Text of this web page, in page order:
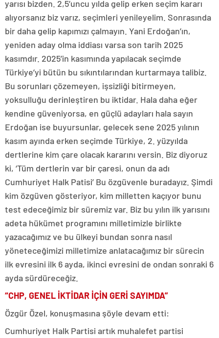
yarısı bizden. 2,5’uncu yılda gelip erken seçim kararı
alıyorsanız biz varız, seçimleri yenileyelim. Sonrasında
bir daha gelip kapımızı çalmayın. Yani Erdoğan’ın,
yeniden aday olma iddiası varsa son tarih 2025
kasımdır. 2025’in kasımında yapılacak seçimde
Türkiye’yi bütün bu sıkıntılarından kurtarmaya talibiz.
Bu sorunları çözemeyen, işsizliği bitirmeyen,
yoksulluğu derinleştiren bu iktidar. Hala daha eğer
kendine güveniyorsa, en güçlü adayları hala sayın
Erdoğan ise buyursunlar, gelecek sene 2025 yılının
kasım ayında erken seçimde Türkiye, 2. yüzyılda
dertlerine kim çare olacak kararını versin. Biz diyoruz
ki, ‘Tüm dertlerin var bir çaresi, onun da adı
Cumhuriyet Halk Patisi’ Bu özgüvenle buradayız. Şimdi
kim özgüven gösteriyor, kim milletten kaçıyor bunu
test edeceğimiz bir süremiz var. Biz bu yılın ilk yarısını
adeta hükümet programını milletimizle birlikte
yazacağımız ve bu ülkeyi bundan sonra nasıl
yöneteceğimizi milletimize anlatacağımız bir sürecin
ilk evresini ilk 6 ayda, ikinci evresini de ondan sonraki 6
ayda sürdüreceğiz.
“CHP, GENEL İKTİDAR İÇİN GERİ SAYIMDA”
Özgür Özel, konuşmasına şöyle devam etti:
Cumhuriyet Halk Partisi artık muhalefet partisi